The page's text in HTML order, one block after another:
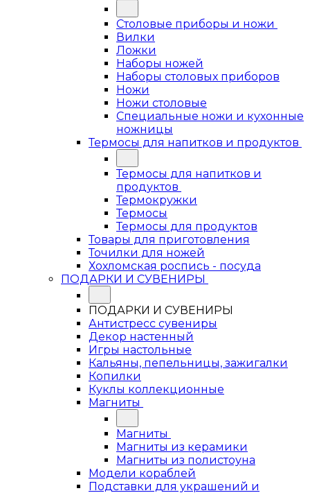
Столовые приборы и ножи
Вилки
Ложки
Наборы ножей
Наборы столовых приборов
Ножи
Ножи столовые
Специальные ножи и кухонные
ножницы
Термосы для напитков и продуктов
Термосы для напитков и
продуктов
Термокружки
Термосы
Термосы для продуктов
Товары для приготовления
Точилки для ножей
Хохломская роспись - посуда
ПОДАРКИ И СУВЕНИРЫ
ПОДАРКИ И СУВЕНИРЫ
Антистресс сувениры
Декор настенный
Игры настольные
Кальяны, пепельницы, зажигалки
Копилки
Куклы коллекционные
Магниты
Магниты
Магниты из керамики
Магниты из полистоуна
Модели кораблей
Подставки для украшений и